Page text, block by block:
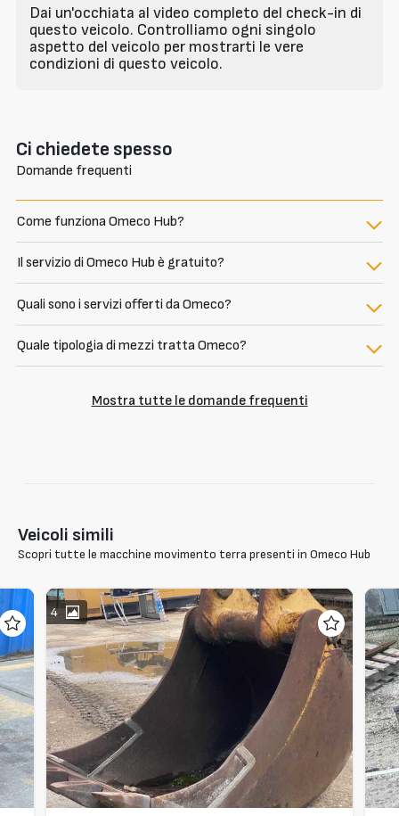
Dai un'occhiata al video completo del check-in di
questo veicolo. Controlliamo ogni singolo
aspetto del veicolo per mostrarti le vere
condizioni di questo veicolo.
Ci chiedete spesso
Domande frequenti
Come funziona Omeco Hub?
Il servizio di Omeco Hub è gratuito?
Quali sono i servizi offerti da Omeco?
Quale tipologia di mezzi tratta Omeco?
Mostra tutte le domande frequenti
Veicoli simili
Scopri tutte le macchine movimento terra presenti in Omeco Hub
4